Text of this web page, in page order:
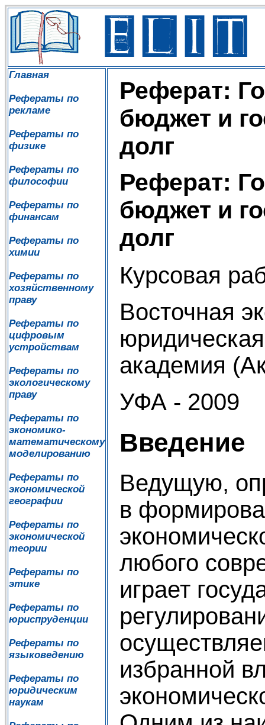
Главная
Рефераты по
рекламе
Рефераты по
физике
Рефераты по
философии
Рефераты по
финансам
Рефераты по
химии
Рефераты по
хозяйственному
праву
Рефераты по
цифровым
устройствам
Рефераты по
экологическому
праву
Рефераты по
экономико-
математическому
моделированию
Рефераты по
экономической
географии
Рефераты по
экономической
теории
Рефераты по
этике
Рефераты по
юриспруденции
Рефераты по
языковедению
Рефераты по
юридическим
наукам
Реферат:
бюджет и
долг
Реферат:
бюджет и
долг
Курсовая
Восточная
академия
УФА - 2009
Введение
Ведущую,
в
любого
играет
избранной